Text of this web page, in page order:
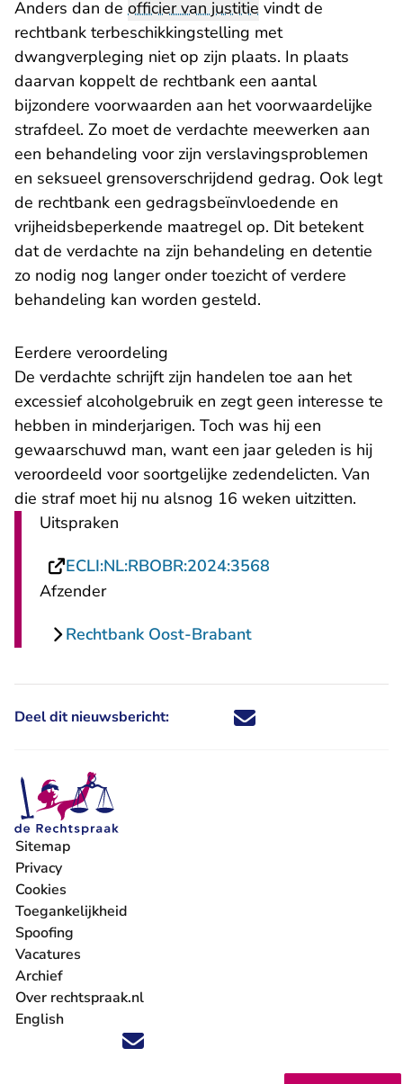
Anders dan de officier van justitie vindt de
rechtbank terbeschikkingstelling met
dwangverpleging niet op zijn plaats. In plaats
daarvan koppelt de rechtbank een aantal
bijzondere voorwaarden aan het voorwaardelijke
strafdeel. Zo moet de verdachte meewerken aan
een behandeling voor zijn verslavingsproblemen
en seksueel grensoverschrijdend gedrag. Ook legt
de rechtbank een gedragsbeïnvloedende en
vrijheidsbeperkende maatregel op. Dit betekent
dat de verdachte na zijn behandeling en detentie
zo nodig nog langer onder toezicht of verdere
behandeling kan worden gesteld.
Eerdere veroordeling
De verdachte schrijft zijn handelen toe aan het
excessief alcoholgebruik en zegt geen interesse te
hebben in minderjarigen. Toch was hij een
gewaarschuwd man, want een jaar geleden is hij
veroordeeld voor soortgelijke zedendelicten. Van
die straf moet hij nu alsnog 16 weken uitzitten.
Uitspraken
ECLI:NL:RBOBR:2024:3568
Afzender
Rechtbank Oost-Brabant
Deel dit nieuwsbericht: Deel dit nieuwsbericht via X -
Deel dit nieuwsbericht via
Deel dit nieuwsbericht
Deel dit
Volg ons op X (Twitter) - U verlaat Rechtspraak.nl
Volg ons op Facebook - U verlaat Rechtspraak.nl
Volg ons op Instagram - U verlaat Rechtspraak.nl
Volg ons op Youtube - U verlaat Rechtspraak.nl
Volg ons op LinkedIn - U verlaat
'Blijf op de hoogte' nieuwsbrief - U verlaat
Sitemap
Privacy
Cookies
Toegankelijkheid
Spoofing
Vacatures
- U verlaat Rechtspraak.nl
Archief
Over rechtspraak.nl
English